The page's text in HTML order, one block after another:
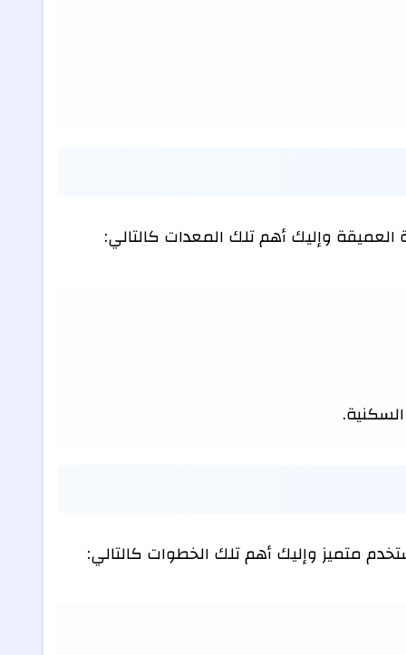
وإليك أهم تلك المعدات كالتالي:
متميز وإليك أهم تلك الخطوات كالتالي: